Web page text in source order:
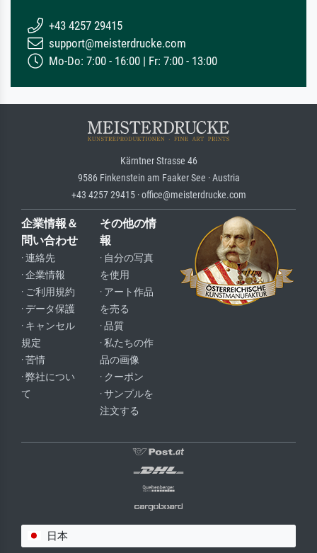
+43 4257 29415
support@meisterdrucke.com
Mo-Do: 7:00 - 16:00 | Fr: 7:00 - 13:00
Kärntner Strasse 46
9586 Finkenstein am Faaker See · Austria
+43 4257 29415 · office@meisterdrucke.com
企業情報＆
問い合わせ
· 連絡先
· 企業情報
· ご利用規約
· データ保護
· キャンセル
規定
· 苦情
· 弊社につい
て
その他の情
報
· 自分の写真
を使用
· アート作品
を売る
· 品質
· 私たちの作
品の画像
· クーポン
· サンプルを
注文する
日本